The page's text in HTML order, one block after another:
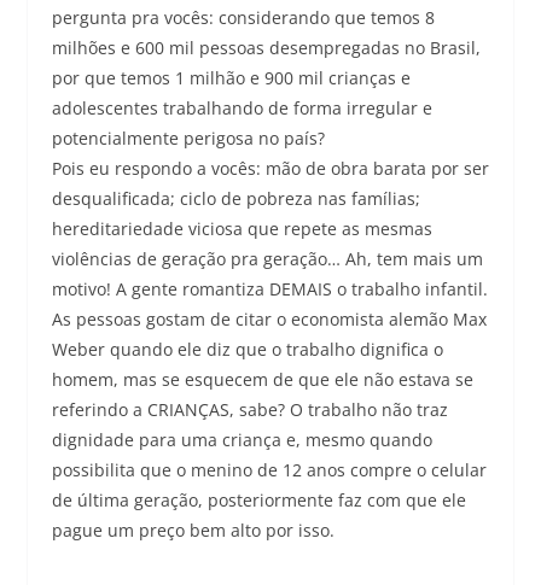
pergunta pra vocês: considerando que temos 8
milhões e 600 mil pessoas desempregadas no Brasil,
por que temos 1 milhão e 900 mil crianças e
adolescentes trabalhando de forma irregular e
potencialmente perigosa no país?
Pois eu respondo a vocês: mão de obra barata por ser
desqualificada; ciclo de pobreza nas famílias;
hereditariedade viciosa que repete as mesmas
violências de geração pra geração… Ah, tem mais um
motivo! A gente romantiza DEMAIS o trabalho infantil.
As pessoas gostam de citar o economista alemão Max
Weber quando ele diz que o trabalho dignifica o
homem, mas se esquecem de que ele não estava se
referindo a CRIANÇAS, sabe? O trabalho não traz
dignidade para uma criança e, mesmo quando
possibilita que o menino de 12 anos compre o celular
de última geração, posteriormente faz com que ele
pague um preço bem alto por isso.